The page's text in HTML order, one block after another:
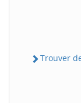
Trouver